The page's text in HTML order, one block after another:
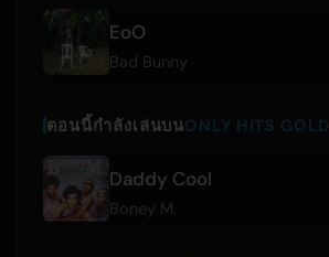
EoO
Bad Bunny
ตอนนี้กำลังเล่นบนONLY HITS GOLD
Daddy Cool
Boney M.